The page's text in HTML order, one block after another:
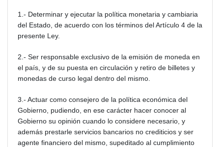
1.- Determinar y ejecutar la política monetaria y cambiaria
del Estado, de acuerdo con los términos del Artículo 4 de la
presente Ley.
2.- Ser responsable exclusivo de la emisión de moneda en
el país, y de su puesta en circulación y retiro de billetes y
monedas de curso legal dentro del mismo.
3.- Actuar como consejero de la política económica del
Gobierno, pudiendo, en ese carácter hacer conocer al
Gobierno su opinión cuando lo considere necesario, y
además prestarle servicios bancarios no crediticios y ser
agente financiero del mismo, supeditado al cumplimiento